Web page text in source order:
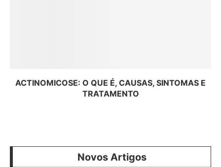
ACTINOMICOSE: O QUE É, CAUSAS, SINTOMAS E
TRATAMENTO
Novos Artigos